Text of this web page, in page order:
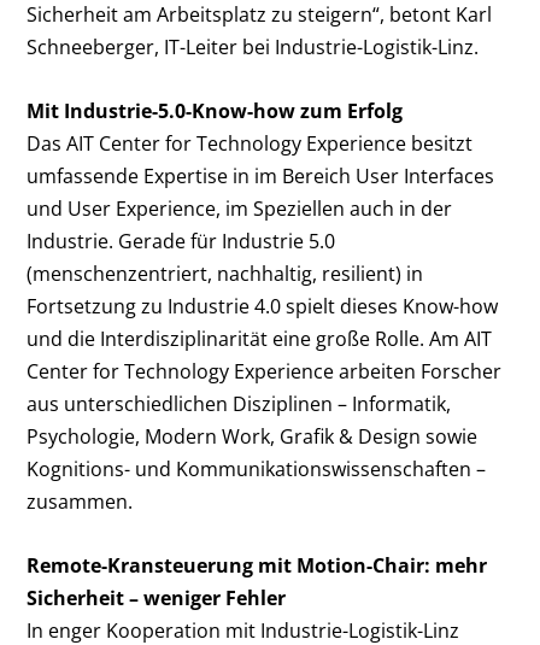
Sicherheit am Arbeitsplatz zu steigern“, betont Karl
Schneeberger, IT-Leiter bei Industrie-Logistik-Linz.
Mit Industrie-5.0-Know-how zum Erfolg
Das AIT Center for Technology Experience besitzt
umfassende Expertise in im Bereich User Interfaces
und User Experience, im Speziellen auch in der
Industrie. Gerade für Industrie 5.0
(menschenzentriert, nachhaltig, resilient) in
Fortsetzung zu Industrie 4.0 spielt dieses Know-how
und die Interdisziplinarität eine große Rolle. Am AIT
Center for Technology Experience arbeiten Forscher
aus unterschiedlichen Disziplinen – Informatik,
Psychologie, Modern Work, Grafik & Design sowie
Kognitions- und Kommunikationswissenschaften –
zusammen.
Remote-Kransteuerung mit Motion-Chair: mehr
Sicherheit – weniger Fehler
In enger Kooperation mit Industrie-Logistik-Linz